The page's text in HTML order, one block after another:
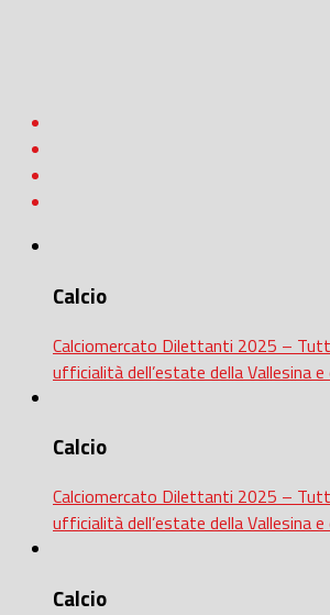
Calcio
Calciomercato Dilettanti 2025 –
ufficialità dell’estate della Vallesina
Calcio
Calciomercato Dilettanti 2025 –
ufficialità dell’estate della Vallesina
Calcio